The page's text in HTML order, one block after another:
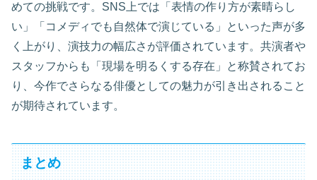
めての挑戦です。SNS上では「表情の作り方が素晴らし
い」「コメディでも自然体で演じている」といった声が多
く上がり、演技力の幅広さが評価されています。共演者や
スタッフからも「現場を明るくする存在」と称賛されてお
り、今作でさらなる俳優としての魅力が引き出されること
が期待されています。
まとめ